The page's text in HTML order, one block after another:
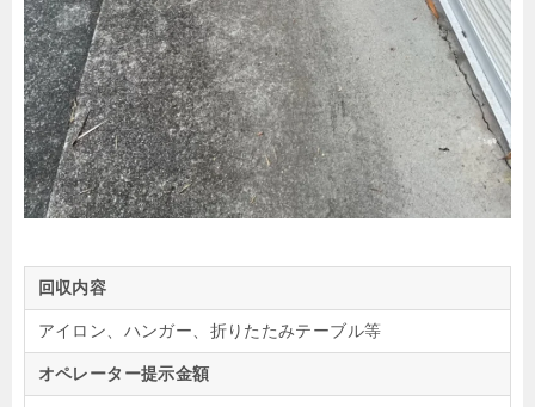
回収内容
アイロン、ハンガー、折りたたみテーブル等
オペレーター提示金額